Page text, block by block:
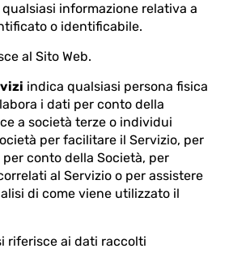
qualsiasi informazione relativa a
o identificabile.
al Sito Web.
indica qualsiasi persona fisica
i dati per conto della
a società terze o individui
per facilitare il Servizio, per
conto della Società, per
al Servizio o per assistere
di come viene utilizzato il
riferisce ai dati raccolti